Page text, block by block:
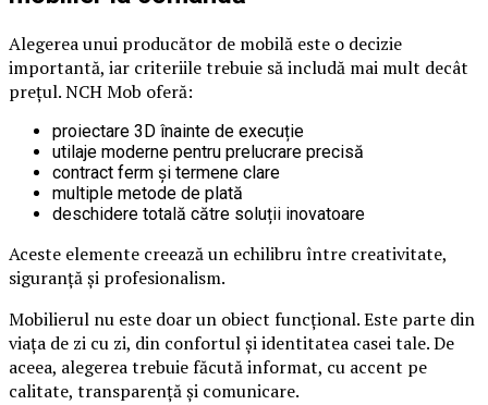
Alegerea unui producător de mobilă este o decizie
importantă, iar criteriile trebuie să includă mai mult decât
prețul. NCH Mob oferă:
proiectare 3D înainte de execuție
utilaje moderne pentru prelucrare precisă
contract ferm și termene clare
multiple metode de plată
deschidere totală către soluții inovatoare
Aceste elemente creează un echilibru între creativitate,
siguranță și profesionalism.
Mobilierul nu este doar un obiect funcțional. Este parte din
viața de zi cu zi, din confortul și identitatea casei tale. De
aceea, alegerea trebuie făcută informat, cu accent pe
calitate, transparență și comunicare.